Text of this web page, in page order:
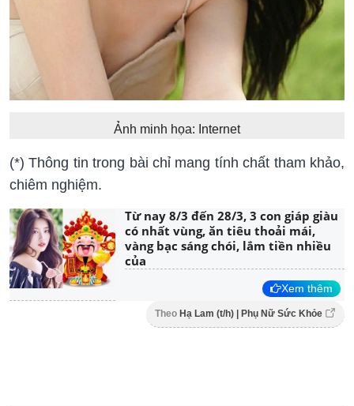
Ảnh minh họa: Internet
(*) Thông tin trong bài chỉ mang tính chất tham khảo,
chiêm nghiệm.
Từ nay 8/3 đến 28/3, 3 con giáp giàu
có nhất vùng, ăn tiêu thoải mái,
vàng bạc sáng chói, lắm tiền nhiều
của
Xem thêm
Theo Hạ Lam (t/h) | Phụ Nữ Sức Khỏe